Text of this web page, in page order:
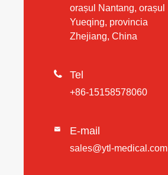
orașul Nantang, orașul
Yueqing, provincia
Zhejiang, China
 Tel
+86-15158578060
 E-mail
sales@ytl-medical.com